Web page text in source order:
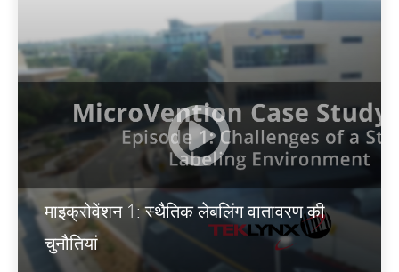
माइक्रोवेंशन 1: स्थैतिक लेबलिंग वातावरण की
चुनौतियां